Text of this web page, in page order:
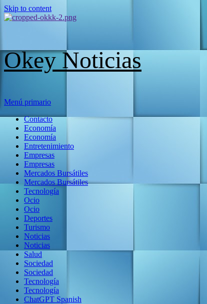
Skip to content
Okey Noticias
Menú primario
Contacto
Economía
Economía
Entretenimiento
Empresas
Empresas
Mercados Bursátiles
Mercados Bursátiles
Tecnología
Ocio
Ocio
Deportes
Turismo
Noticias
Noticias
Salud
Sociedad
Sociedad
Tecnología
Tecnología
ChatGPT Spanish